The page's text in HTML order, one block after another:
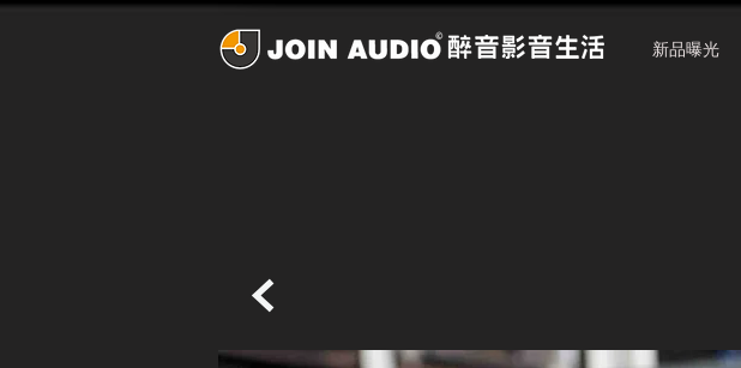
新品曝光